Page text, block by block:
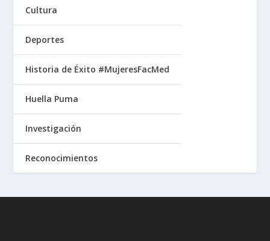
Cultura
Deportes
Historia de Éxito #MujeresFacMed
Huella Puma
Investigación
Reconocimientos